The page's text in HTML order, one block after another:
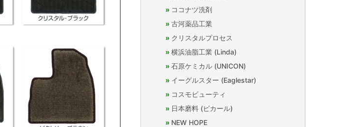
ココナツ洗剤
古河薬品工業
クリスタルプロセス
横浜油脂工業 (Linda)
石原ケミカル (UNICON)
イーグルスター (Eaglestar)
コスモビューティ
日本磨料 (ピカール)
NEW HOPE